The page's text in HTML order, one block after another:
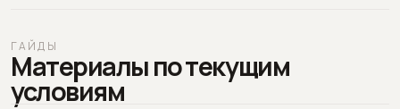
ГАЙДЫ
Материалы по текущим
условиям